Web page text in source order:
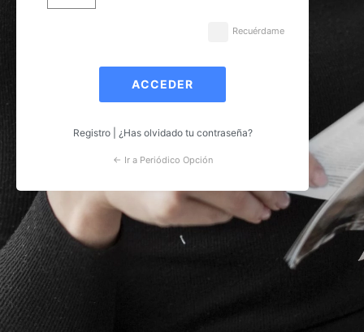
Recuérdame
Registro| ¿Has olvidado tu contraseña?
← Ir a Periódico Opción